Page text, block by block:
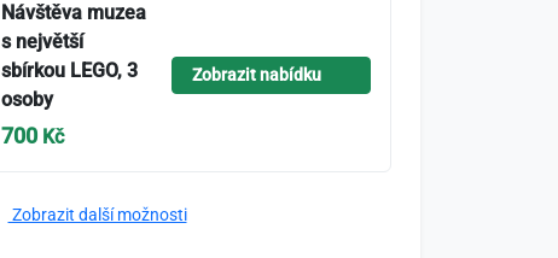
Návštěva muzea
s největší
sbírkou LEGO, 3
osoby
700 Kč
Zobrazit nabídku
Zobrazit další možnosti